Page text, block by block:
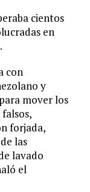
cientos
en
con
y
mover los
forjada,
las
lavado
el